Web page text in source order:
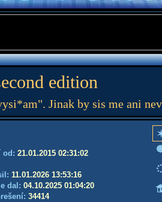
edition
Jinak by sis me ani
od: 21.01.2015 02:31:02
11.01.2026 13:53:16
dal: 04.10.2025 01:04:20
34414